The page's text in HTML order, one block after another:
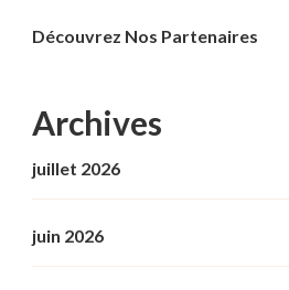
Découvrez Nos Partenaires
Archives
juillet 2026
juin 2026